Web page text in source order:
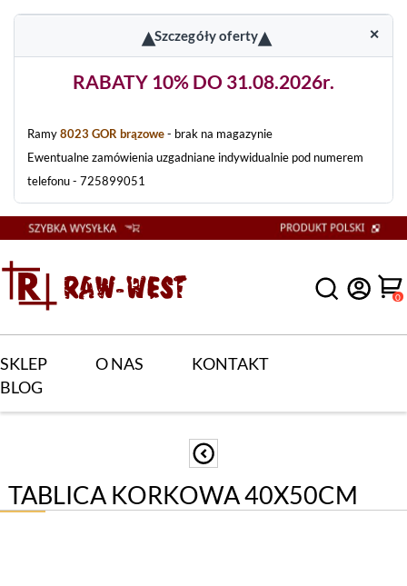
▴Szczegóły oferty▴ ✕
RABATY 10% DO 31.08.2026r.
Ramy8023 GOR brązowe- brak na magazynie
Ewentualne zamówienia uzgadniane indywidualnie pod numerem
telefonu - 725899051
0
SKLEP O NAS
KONTAKT
BLOG
TABLICA KORKOWA 40X50CM